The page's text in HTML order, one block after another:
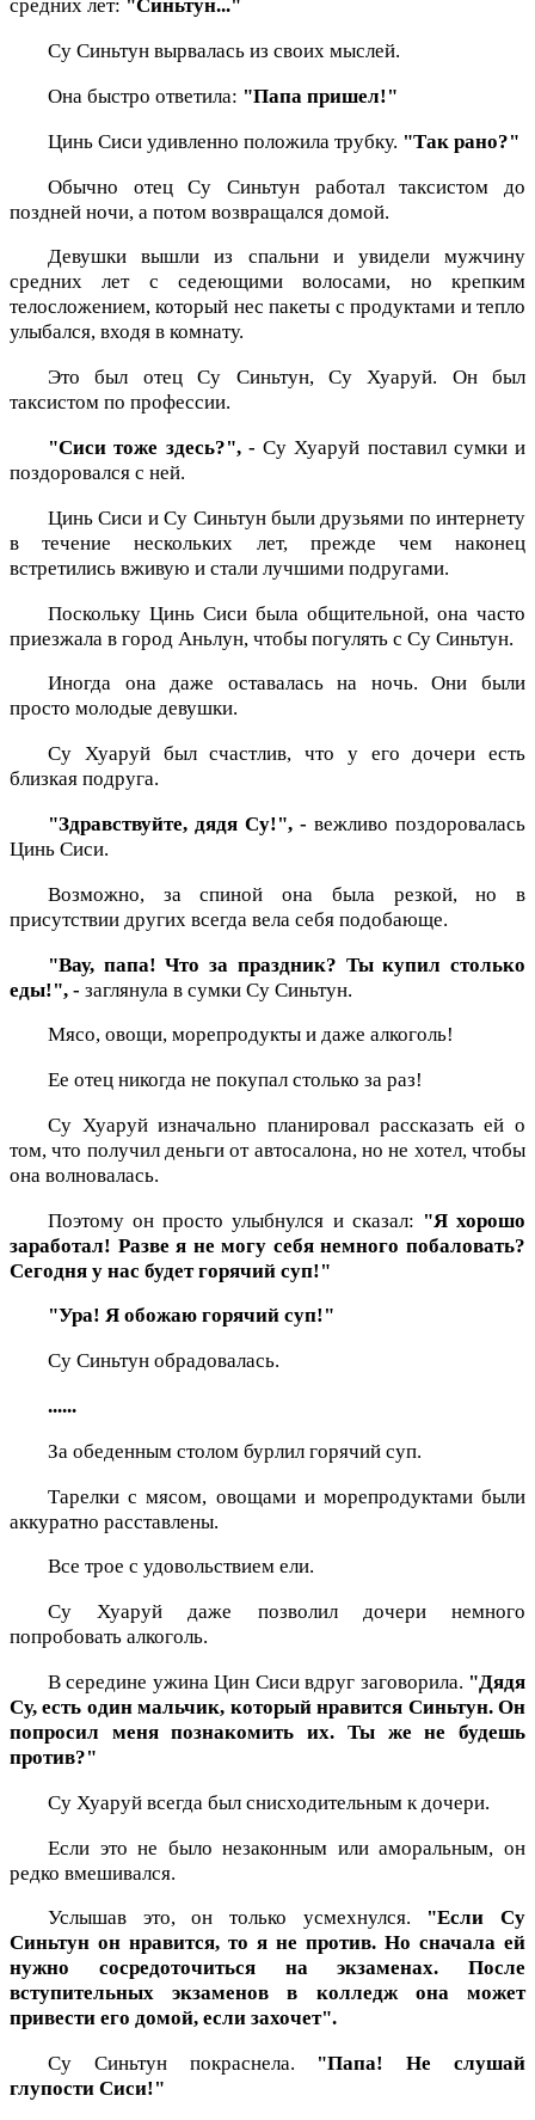
средних лет: "Синьтун..."
Су Синьтун вырвалась из своих мыслей.
Она быстро ответила: "Папа пришел!"
Цинь Сиси удивленно положила трубку. "Так рано?"
Обычно отец Су Синьтун работал таксистом до
поздней ночи, а потом возвращался домой.
Девушки вышли из спальни и увидели мужчину
средних лет с седеющими волосами, но крепким
телосложением, который нес пакеты с продуктами и тепло
улыбался, входя в комнату.
Это был отец Су Синьтун, Су Хуаруй. Он был
таксистом по профессии.
"Сиси тоже здесь?", - Су Хуаруй поставил сумки и
поздоровался с ней.
Цинь Сиси и Су Синьтун были друзьями по интернету
в течение нескольких лет, прежде чем наконец
встретились вживую и стали лучшими подругами.
Поскольку Цинь Сиси была общительной, она часто
приезжала в город Аньлун, чтобы погулять с Су Синьтун.
Иногда она даже оставалась на ночь. Они были
просто молодые девушки.
Су Хуаруй был счастлив, что у его дочери есть
близкая подруга.
"Здравствуйте, дядя Су!", - вежливо поздоровалась
Цинь Сиси.
Возможно, за спиной она была резкой, но в
присутствии других всегда вела себя подобающе.
"Вау, папа! Что за праздник? Ты купил столько
еды!", - заглянула в сумки Су Синьтун.
Мясо, овощи, морепродукты и даже алкоголь!
Ее отец никогда не покупал столько за раз!
Су Хуаруй изначально планировал рассказать ей о
том, что получил деньги от автосалона, но не хотел, чтобы
она волновалась.
Поэтому он просто улыбнулся и сказал: "Я хорошо
заработал! Разве я не могу себя немного побаловать?
Сегодня у нас будет горячий суп!"
"Ура! Я обожаю горячий суп!"
Су Синьтун обрадовалась.
......
За обеденным столом бурлил горячий суп.
Тарелки с мясом, овощами и морепродуктами были
аккуратно расставлены.
Все трое с удовольствием ели.
Су Хуаруй даже позволил дочери немного
попробовать алкоголь.
В середине ужина Цин Сиси вдруг заговорила. "Дядя
Су, есть один мальчик, который нравится Синьтун. Он
попросил меня познакомить их. Ты же не будешь
против?"
Су Хуаруй всегда был снисходительным к дочери.
Если это не было незаконным или аморальным, он
редко вмешивался.
Услышав это, он только усмехнулся. "Если Су
Синьтун он нравится, то я не против. Но сначала ей
нужно сосредоточиться на экзаменах. После
вступительных экзаменов в колледж она может
привести его домой, если захочет".
Су Синьтун покраснела. "Папа! Не слушай
глупости Сиси!"